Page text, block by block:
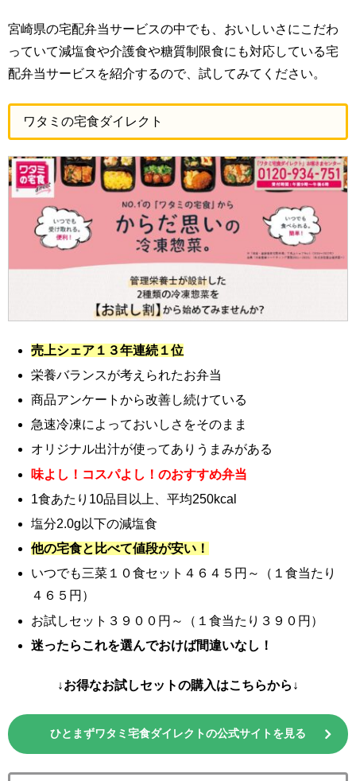
宮崎県の宅配弁当サービスの中でも、おいしいさにこだわ
っていて減塩食や介護食や糖質制限食にも対応している宅
配弁当サービスを紹介するので、試してみてください。
ワタミの宅食ダイレクト
売上シェア１３年連続１位
栄養バランスが考えられたお弁当
商品アンケートから改善し続けている
急速冷凍によっておいしさをそのまま
オリジナル出汁が使ってありうまみがある
味よし！コスパよし！のおすすめ弁当
1食あたり10品目以上、平均250kcal
塩分2.0g以下の減塩食
他の宅食と比べて値段が安い！
いつでも三菜１０食セット４６４５円～（１食当たり
４６５円）
お試しセット３９００円～（１食当たり３９０円）
迷ったらこれを選んでおけば間違いなし！
↓お得なお試しセットの購入はこちらから↓
ひとまずワタミ宅食ダイレクトの公式サイトを見る